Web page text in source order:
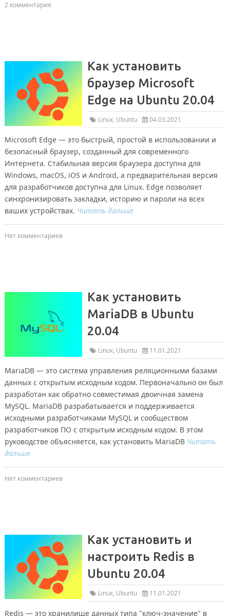
2 комментария
Как установить
браузер Microsoft
Edge на Ubuntu 20.04
Linux, Ubuntu 04.03.2021
Microsoft Edge — это быстрый, простой в использовании и
безопасный браузер, созданный для современного
Интернета. Стабильная версия браузера доступна для
Windows, macOS, iOS и Android, а предварительная версия
для разработчиков доступна для Linux. Edge позволяет
синхронизировать закладки, историю и пароли на всех
ваших устройствах. Читать дальше
Нет комментариев
Как установить
MariaDB в Ubuntu
20.04
Linux, Ubuntu 11.01.2021
MariaDB — это система управления реляционными базами
данных с открытым исходным кодом. Первоначально он был
разработан как обратно совместимая двоичная замена
MySQL. MariaDB разрабатывается и поддерживается
исходными разработчиками MySQL и сообществом
разработчиков ПО с открытым исходным кодом. В этом
руководстве объясняется, как установить MariaDB Читать
дальше
Нет комментариев
Как установить и
настроить Redis в
Ubuntu 20.04
Linux, Ubuntu 11.01.2021
Redis — это хранилище данных типа "ключ-значение" в